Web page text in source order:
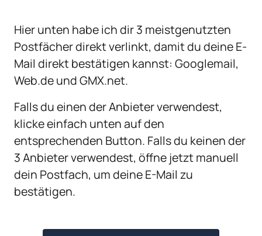
Hier unten habe ich dir 3 meistgenutzten
Postfächer direkt verlinkt, damit du deine E-
Mail direkt bestätigen kannst: Googlemail,
Web.de und GMX.net.
Falls du einen der Anbieter verwendest,
klicke einfach unten auf den
entsprechenden Button. Falls du keinen der
3 Anbieter verwendest, öffne jetzt manuell
dein Postfach, um deine E-Mail zu
bestätigen.